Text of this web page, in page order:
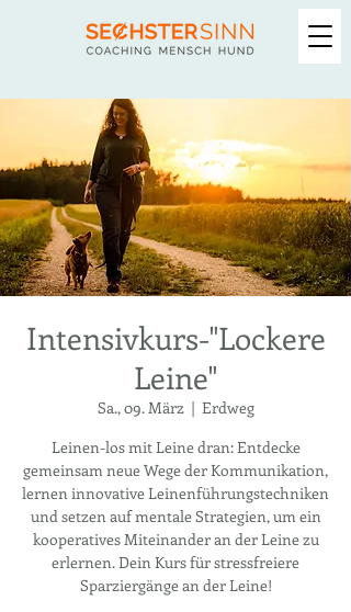
Intensivkurs-"Lockere
Leine"
Sa., 09. März
  |
Erdweg
Leinen-los mit Leine dran: Entdecke
gemeinsam neue Wege der Kommunikation,
lernen innovative Leinenführungstechniken
und setzen auf mentale Strategien, um ein
kooperatives Miteinander an der Leine zu
erlernen. Dein Kurs für stressfreiere
Sparziergänge an der Leine!